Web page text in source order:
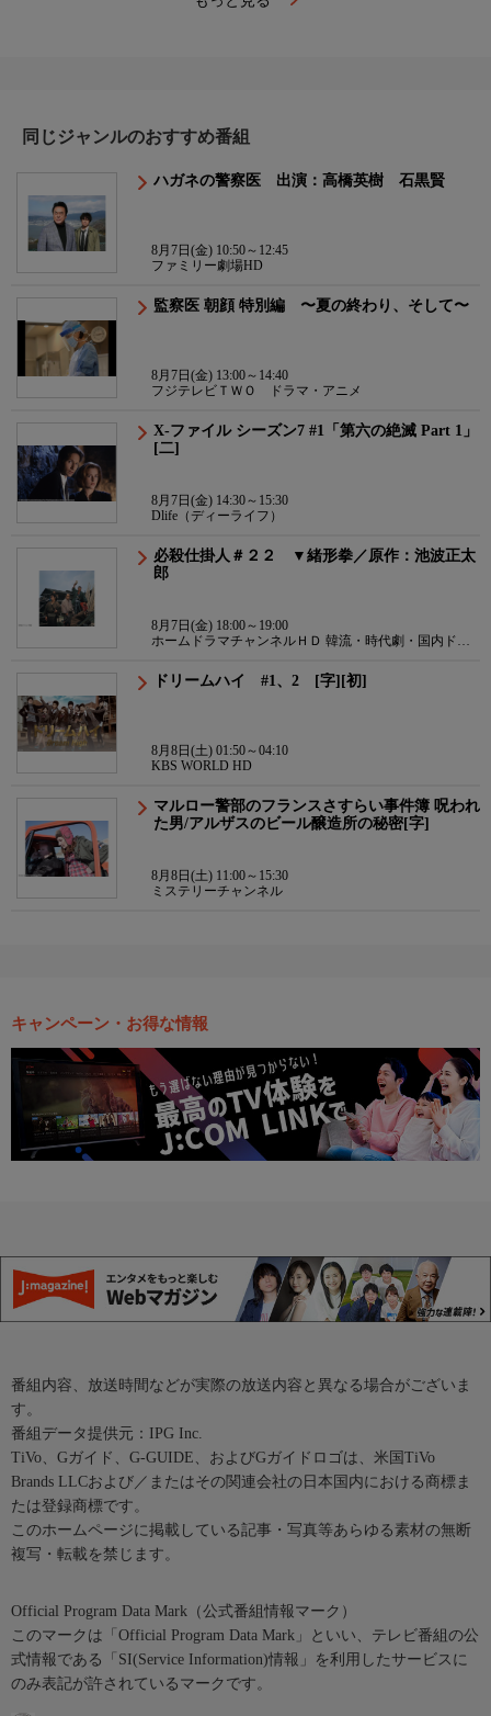
同じジャンルのおすすめ番組
ハガネの警察医 出演：高橋英樹 石黒賢
8月7日(金) 10:50～12:45
ファミリー劇場HD
監察医 朝顔 特別編 〜夏の終わり、そして〜
8月7日(金) 13:00～14:40
フジテレビＴＷＯ ドラマ・アニメ
X-ファイル シーズン7 #1「第六の絶滅 Part 1」
[二]
8月7日(金) 14:30～15:30
Dlife（ディーライフ）
必殺仕掛人＃２２ ▼緒形拳／原作：池波正太
郎
8月7日(金) 18:00～19:00
ホームドラマチャンネルＨＤ 韓流・時代劇・国内ドラ
ドリームハイ #1、2 [字][初]
8月8日(土) 01:50～04:10
KBS WORLD HD
マルロー警部のフランスさすらい事件簿 呪われ
た男/アルザスのビール醸造所の秘密[字]
8月8日(土) 11:00～15:30
ミステリーチャンネル
キャンペーン・お得な情報
番組内容、放送時間などが実際の放送内容と異なる場合がございま
す。
番組データ提供元：IPG Inc.
TiVo、Gガイド、G-GUIDE、およびGガイドロゴは、米国TiVo
Brands LLCおよび／またはその関連会社の日本国内における商標ま
たは登録商標です。
このホームページに掲載している記事・写真等あらゆる素材の無断
複写・転載を禁じます。
Official Program Data Mark（公式番組情報マーク）
このマークは「Official Program Data Mark」といい、テレビ番組の公
式情報である「SI(Service Information)情報」を利用したサービスに
のみ表記が許されているマークです。